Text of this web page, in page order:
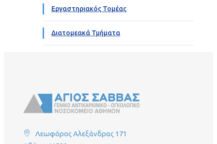
Εργαστηριακός Τομέας
Διατομεακά Τμήματα
Λεωφόρος Αλεξάνδρας 171